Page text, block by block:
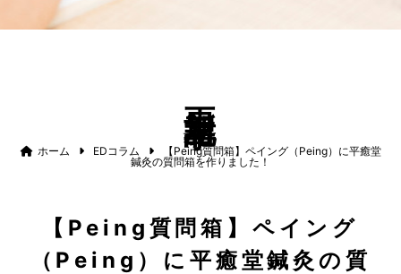
ホーム EDコラム
【Peing質問箱】ペイング（Peing）に平癒堂
鍼灸の質問箱を作りました！
【Peing質問箱】ペイング
（Peing）に平癒堂鍼灸の質